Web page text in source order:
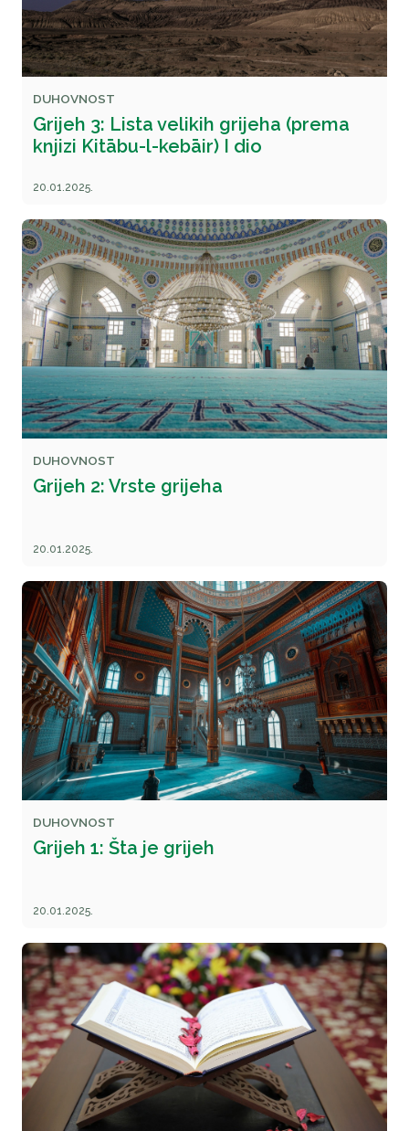
DUHOVNOST
Grijeh 3: Lista velikih grijeha (prema
knjizi Kitābu-l-kebāir) I dio
20.01.2025.
DUHOVNOST
Grijeh 2: Vrste grijeha
20.01.2025.
DUHOVNOST
Grijeh 1: Šta je grijeh
20.01.2025.